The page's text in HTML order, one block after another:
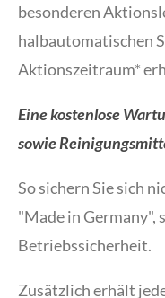
besonderen
halbautomatischen
Aktionszeitraum*
Eine kostenlose
sowie
So sichern Sie sich
"Made in Germany",
Betriebssicherheit.
Zusätzlich erhält